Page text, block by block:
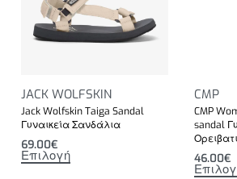
JACK WOLFSKIN
Jack Wolfskin Taiga Sandal
Γυναικεία Σανδάλια
69.00€
Επιλογή
CMP
CMP
sandal
46.00€